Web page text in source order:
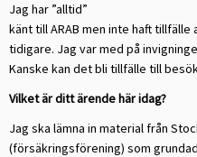
Jag har ”alltid”
känt till ARAB men inte haft
tidigare. Jag var med på
Kanske kan det bli tillfälle till
Vilket är ditt ärende här idag?
Jag ska lämna in material från
(försäkringsförening) som